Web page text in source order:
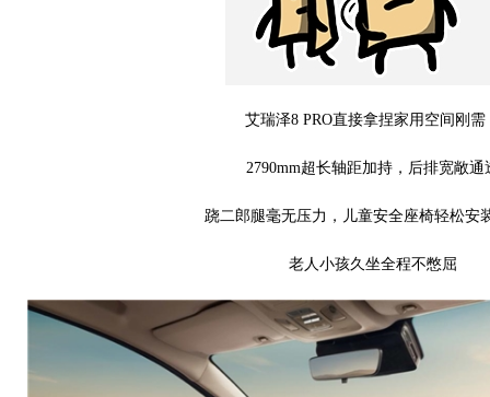
艾瑞泽8 PRO直接拿捏家用空间刚需
2790mm超长轴距加持，后排宽敞通
跷二郎腿毫无压力，儿童安全座椅轻松安
老人小孩久坐全程不憋屈